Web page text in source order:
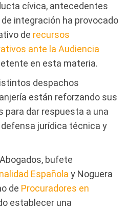
cívica, antecedentes
integración ha provocado
de recursos
ante la Audiencia
en esta materia.
despachos
están reforzando sus
dar respuesta a una
jurídica técnica y
bufete
Española y Noguera
de Procuradores en
establecer una